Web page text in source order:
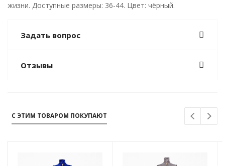
жизни. Доступные размеры: 36-44. Цвет: чёрный.
Задать вопрос
Отзывы
С ЭТИМ ТОВАРОМ ПОКУПАЮТ